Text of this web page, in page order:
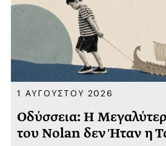
1 ΑΥΓΟΥΣΤΟΥ 2026
Οδύσσεια: Η
του Nolan δεν Ήταν η